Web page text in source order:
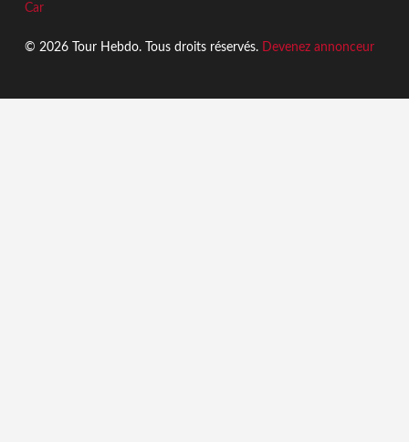
Car
© 2026 Tour Hebdo. Tous droits réservés. Devenez annonceur